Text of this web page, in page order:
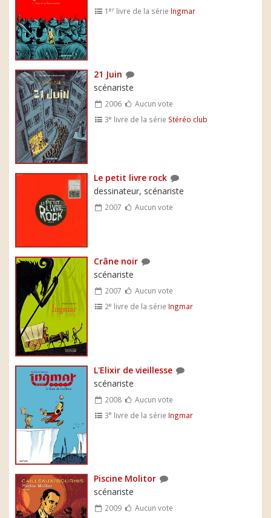
1er livre de la série Ingmar
21 Juin
scénariste
2006
Aucun vote
3e livre de la série Stéréo club
Le petit livre rock
dessinateur, scénariste
2007 Aucun vote
Crâne noir
scénariste
2007
Aucun vote
2e livre de la série Ingmar
L'Elixir de vieillesse
scénariste
2008
Aucun vote
3e livre de la série Ingmar
Piscine Molitor
scénariste
2009 Aucun vote